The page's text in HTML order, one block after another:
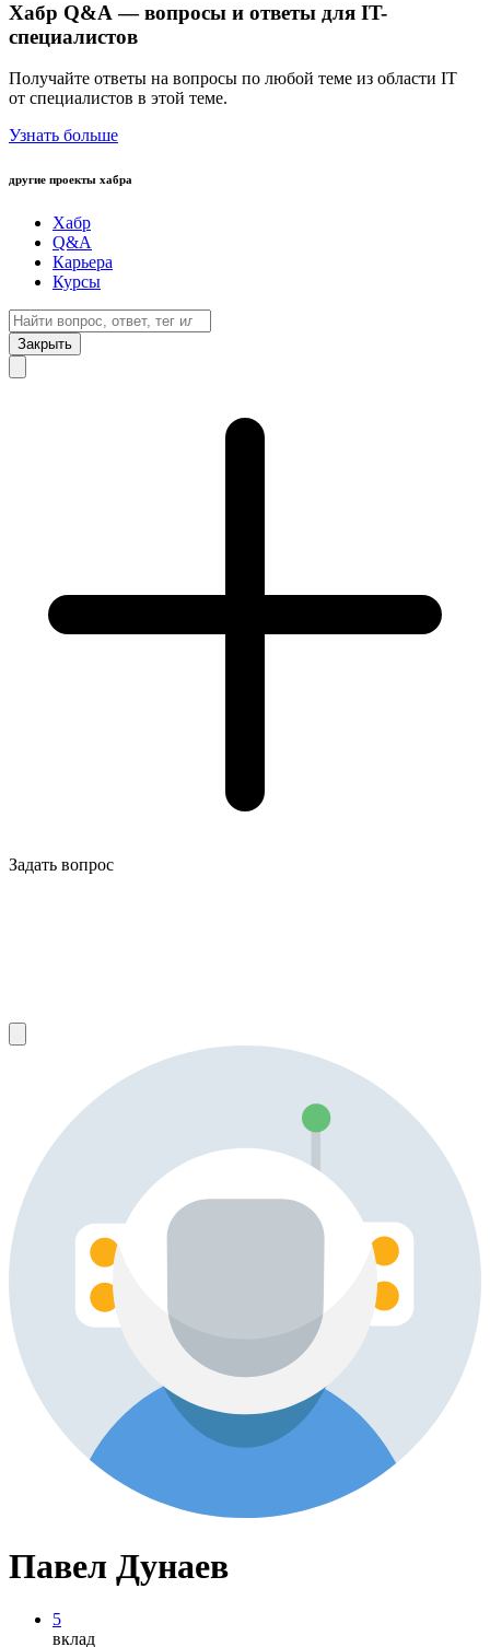
Хабр Q&A — вопросы и ответы для IT-
специалистов
Получайте ответы на вопросы по любой теме из области IT
от специалистов в этой теме.
Узнать больше
другие проекты хабра
Хабр
Q&A
Карьера
Курсы
Закрыть
Задать вопрос
Павел Дунаев
5
вклад